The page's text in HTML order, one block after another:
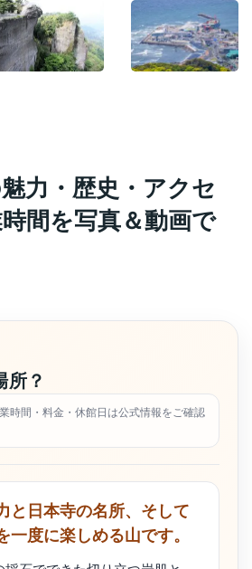
力・歴史・アクセ
間を写真＆動画で
所？
時間・料金・休館日は公式情報をご確認
と日本寺の名所、そして
一度に楽しめる山です。